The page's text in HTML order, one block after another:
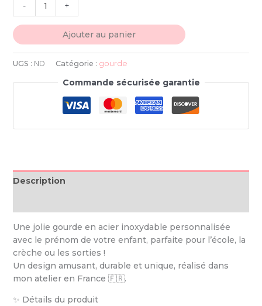
- +
Ajouter au panier
UGS : ND Catégorie : gourde
Commande sécurisée garantie
Description
Une jolie gourde en acier inoxydable personnalisée
avec le prénom de votre enfant, parfaite pour l’école, la
crèche ou les sorties !
Un design amusant, durable et unique, réalisé dans
mon atelier en France 🇫🇷.
✨ Détails du produit